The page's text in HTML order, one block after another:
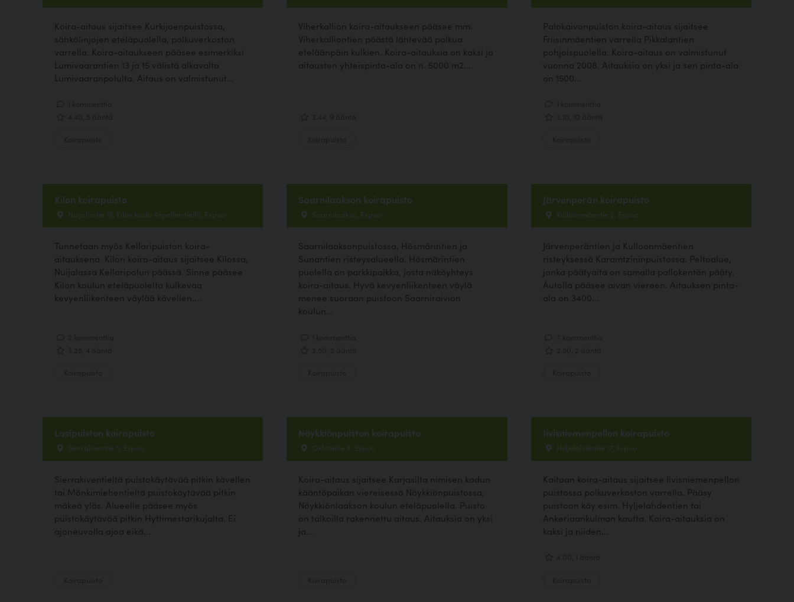
Koira-aitaus sijaitsee Kurkijoenpuistossa,
sähkölinjojen eteläpuolella, polkuverkoston
varrella. Koira-aitaukseen pääsee esimerkiksi
Lumivaarantien 13 ja 15 välistä alkavalta
Lumivaaranpolulta. Aitaus on valmistunut...
Viherkallion koira-aitaukseen pääsee mm.
Viherkalliontien päästä lähtevää polkua
eteläänpäin kulkien. Koira-aitauksia on kaksi ja
aitausten yhteispinta-ala on n. 5000 m2....
Palokaivonpuiston koira-aitaus sijaitsee
Friisinmäentien varrella Pikkalantien
pohjoispuolella. Koira-aitaus on valmistunut
vuonna 2008. Aitauksia on yksi ja sen pinta-ala
on 1500...
Kilon koirapuisto
Nuijalantie 16, Kilon koulu Aspelinintiellä, Espoo
Tunnetaan myös Kellaripuiston koira-
aitauksena. Kilon koira-aitaus sijaitsee Kilossa,
Nuijalassa Kellaripolun päässä. Sinne pääsee
Kilon koulun eteläpuolelta kulkevaa
kevyenliikenteen väylää kävellen....
Saarnilaakson koirapuisto
Saarnilaakso, Espoo
Saarnilaaksonpuistossa, Hösmärintien ja
Sunantien risteysalueella. Hösmärintien
puolella on parkkipaikka, josta näköyhteys
koira-aitaus. Hyvä kevyenliikenteen väylä
menee suoraan puistoon Saarniraivion
koulun...
Järvenperän koirapuisto
Kulloonmäentie 2, Espoo
Järvenperäntien ja Kulloonmäentien
risteyksessä Karamtzininpuistossa. Peltoalue,
jonka päätyaita on samalla pallokentän pääty.
Autolla pääsee aivan viereen. Aitauksen pinta-
ala on 3400...
Lasipuiston koirapuisto
Sierrakiventie 5, Espoo
Sierrakiventieltä puistokäytävää pitkin kävellen
tai Mönkimiehentieltä puistokäytävää pitkin
mäkeä ylös. Alueelle pääsee myös
puistokäytävää pitkin Hyttimestarikujalta. Ei
ajoneuvolla ajoa eikä...
Nöykkiönpuiston koirapuisto
Oxfotintie 8, Espoo
Koira-aitaus sijaitsee Karjasilta nimisen kadun
kääntöpaikan viereisessä Nöykkiönpuistossa,
Nöykkiönlaakson koulun eteläpuolella. Puisto
on talkoilla rakennettu aitaus. Aitauksia on yksi
ja...
Iivisniemenpellon koirapuisto
Hyljelahdentie 17, Espoo
Kaitaan koira-aitaus sijaitsee Iivisniemenpellon
puistossa polkuverkoston varrella. Pääsy
puistoon käy esim. Hyljelahdentien tai
Ankeriaankulman kautta. Koira-aitauksia on
kaksi ja niiden...